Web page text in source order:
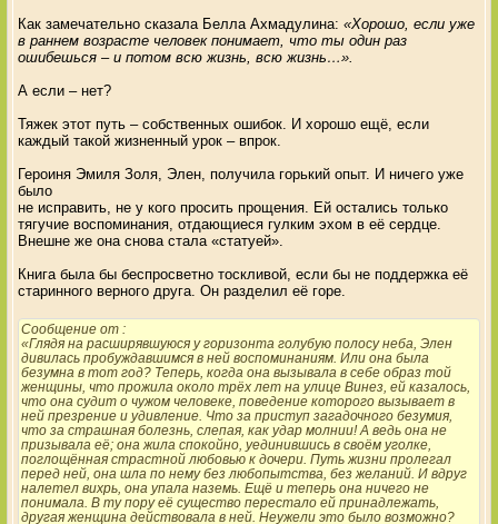
Как замечательно сказала Белла Ахмадулина:«Хорошо, если уже
в раннем возрасте человек понимает, что ты один раз
ошибешься – и потом всю жизнь, всю жизнь…».
А если – нет?
Тяжек этот путь – собственных ошибок. И хорошо ещё, если
каждый такой жизненный урок – впрок.
Героиня Эмиля Золя, Элен, получила горький опыт. И ничего уже
было
не исправить, не у кого просить прощения. Ей остались только
тягучие воспоминания, отдающиеся гулким эхом в её сердце.
Внешне же она снова стала «статуей».
Книга была бы беспросветно тоскливой, если бы не поддержка её
старинного верного друга. Он разделил её горе.
Сообщение от :
«Глядя на расширявшуюся у горизонта голубую полосу неба, Элен
дивилась пробуждавшимся в ней воспоминаниям. Или она была
безумна в тот год? Теперь, когда она вызывала в себе образ той
женщины, что прожила около трёх лет на улице Винез, ей казалось,
что она судит о чужом человеке, поведение которого вызывает в
ней презрение и удивление. Что за приступ загадочного безумия,
что за страшная болезнь, слепая, как удар молнии! А ведь она не
призывала её; она жила спокойно, уединившись в своём уголке,
поглощённая страстной любовью к дочери. Путь жизни пролегал
перед ней, она шла по нему без любопытства, без желаний. И вдруг
налетел вихрь, она упала наземь. Ещё и теперь она ничего не
понимала. В ту пору её существо перестало ей принадлежать,
другая женщина действовала в ней. Неужели это было возможно?